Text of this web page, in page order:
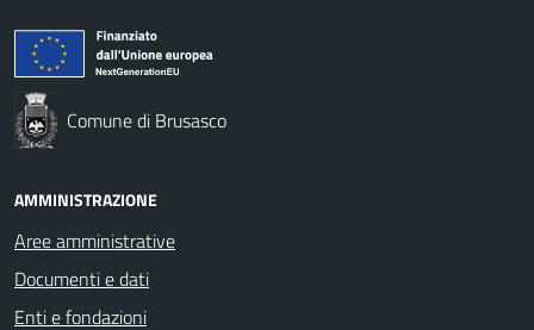
Comune di Brusasco
AMMINISTRAZIONE
Aree amministrative
Documenti e dati
Enti e fondazioni